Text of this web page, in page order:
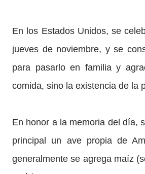
En los Estados Unidos, se
jueves de noviembre, y se
para pasarlo en familia y
comida, sino la existencia de la
En honor a la memoria del día,
principal un ave propia de
generalmente se agrega maíz